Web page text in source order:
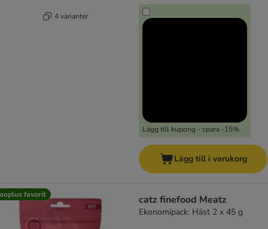
4 varianter
Lägg till kupong - spara -15%
Lägg till i varukorg
favorit catz finefood Meatz
Ekonomipack: Häst 2 x 45 g